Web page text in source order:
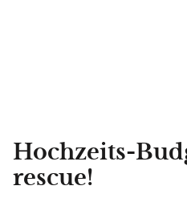
Hochzeits-
rescue!